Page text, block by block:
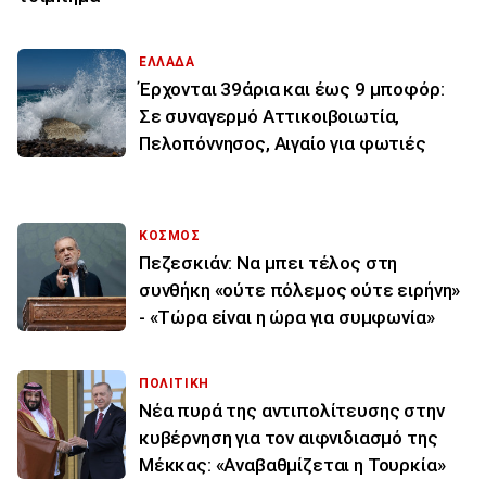
ΕΛΛΑΔΑ
Έρχονται 39άρια και έως 9 μποφόρ:
Σε συναγερμό Αττικοιβοιωτία,
Πελοπόννησος, Αιγαίο για φωτιές
ΚΟΣΜΟΣ
Πεζεσκιάν: Να μπει τέλος στη
συνθήκη «ούτε πόλεμος ούτε ειρήνη»
- «Τώρα είναι η ώρα για συμφωνία»
ΠΟΛΙΤΙΚΗ
Νέα πυρά της αντιπολίτευσης στην
κυβέρνηση για τον αιφνιδιασμό της
Μέκκας: «Αναβαθμίζεται η Τουρκία»